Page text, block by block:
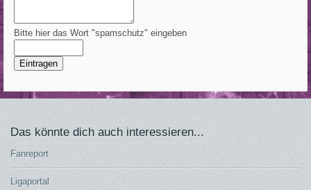
Bitte hier das Wort "spamschutz" eingeben
Eintragen
Das könnte dich auch interessieren...
Fanreport
Ligaportal